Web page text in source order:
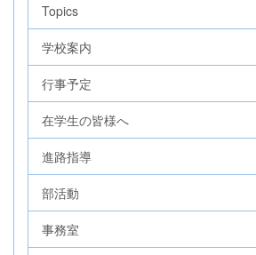
Topics
学校案内
行事予定
在学生の皆様へ
進路指導
部活動
事務室